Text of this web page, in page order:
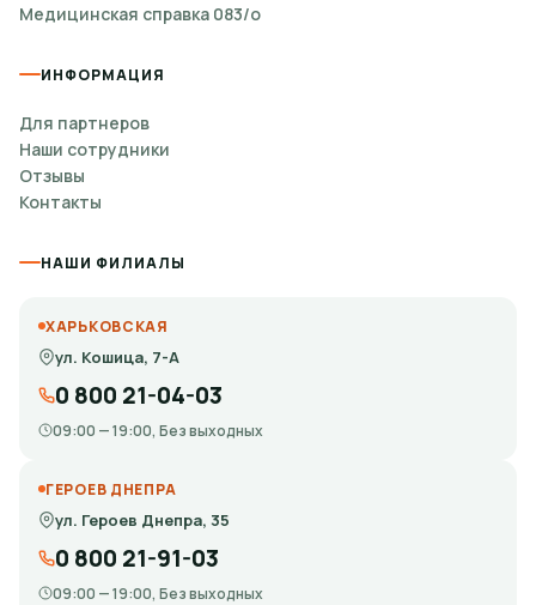
Медицинская справка 083/о
ИНФОРМАЦИЯ
Для партнеров
Наши сотрудники
Отзывы
Контакты
НАШИ ФИЛИАЛЫ
ХАРЬКОВСКАЯ
ул. Кошица, 7-А
0 800 21-04-03
09:00 — 19:00, Без выходных
ГЕРОЕВ ДНЕПРА
ул. Героев Днепра, 35
0 800 21-91-03
09:00 — 19:00, Без выходных